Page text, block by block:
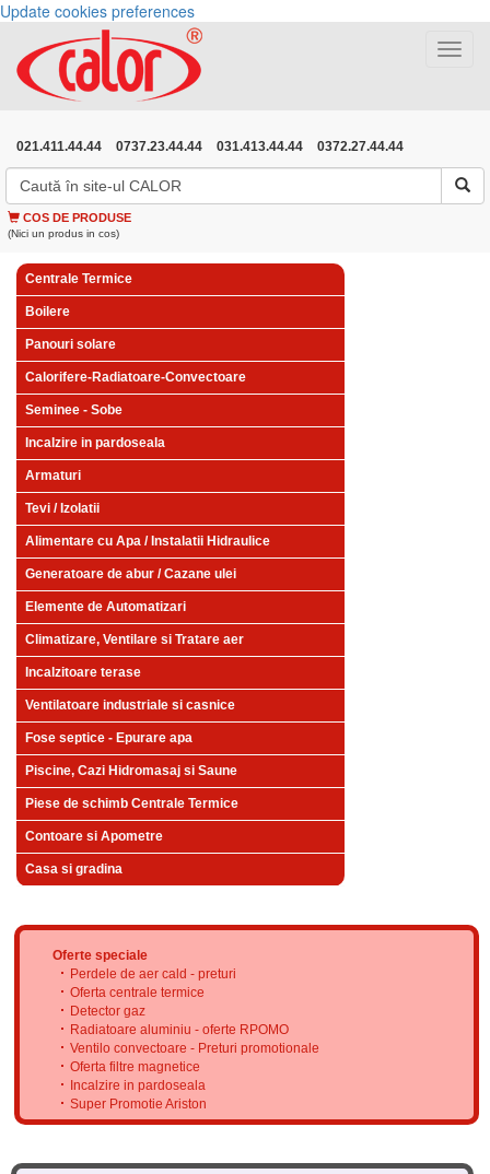
Update cookies preferences
Toggle
021.411.44.44 0737.23.44.44 031.413.44.44 0372.27.44.44
COS DE PRODUSE
(Nici un produs in cos)
Centrale Termice
Boilere
Panouri solare
Calorifere-Radiatoare-Convectoare
Seminee - Sobe
Incalzire in pardoseala
Armaturi
Tevi / Izolatii
Alimentare cu Apa / Instalatii Hidraulice
Generatoare de abur / Cazane ulei
Elemente de Automatizari
Climatizare, Ventilare si Tratare aer
Incalzitoare terase
Ventilatoare industriale si casnice
Fose septice - Epurare apa
Piscine, Cazi Hidromasaj si Saune
Piese de schimb Centrale Termice
Contoare si Apometre
Casa si gradina
Oferte speciale
Perdele de aer cald - preturi
Oferta centrale termice
Detector gaz
Radiatoare aluminiu - oferte RPOMO
Ventilo convectoare - Preturi promotionale
Oferta filtre magnetice
Incalzire in pardoseala
Super Promotie Ariston